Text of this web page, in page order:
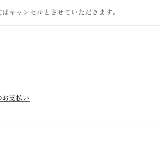
キャンセルとさせていただきます。
支払い